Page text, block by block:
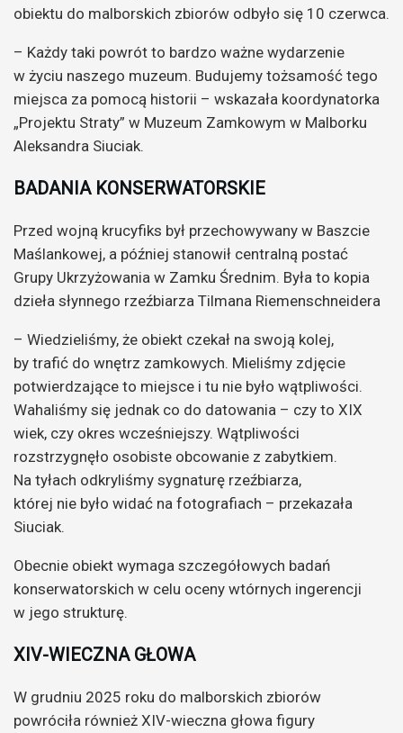
obiektu do malborskich zbiorów odbyło się 10 czerwca.
– Każdy taki powrót to bardzo ważne wydarzenie
w życiu naszego muzeum. Budujemy tożsamość tego
miejsca za pomocą historii – wskazała koordynatorka
„Projektu Straty” w Muzeum Zamkowym w Malborku
Aleksandra Siuciak.
BADANIA KONSERWATORSKIE
Przed wojną krucyfiks był przechowywany w Baszcie
Maślankowej, a później stanowił centralną postać
Grupy Ukrzyżowania w Zamku Średnim. Była to kopia
dzieła słynnego rzeźbiarza Tilmana Riemenschneidera
– Wiedzieliśmy, że obiekt czekał na swoją kolej,
by trafić do wnętrz zamkowych. Mieliśmy zdjęcie
potwierdzające to miejsce i tu nie było wątpliwości.
Wahaliśmy się jednak co do datowania – czy to XIX
wiek, czy okres wcześniejszy. Wątpliwości
rozstrzygnęło osobiste obcowanie z zabytkiem.
Na tyłach odkryliśmy sygnaturę rzeźbiarza,
której nie było widać na fotografiach – przekazała
Siuciak.
Obecnie obiekt wymaga szczegółowych badań
konserwatorskich w celu oceny wtórnych ingerencji
w jego strukturę.
XIV-WIECZNA GŁOWA
W grudniu 2025 roku do malborskich zbiorów
powróciła również XIV-wieczna głowa figury